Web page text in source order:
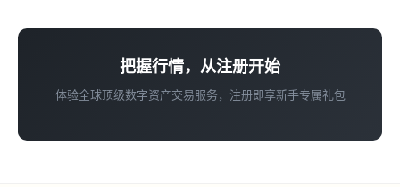
把握行情，从注册开始
体验全球顶级数字资产交易服务，注册即享新手专属礼包